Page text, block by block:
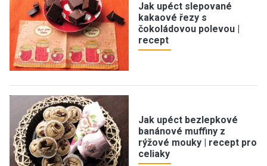
Jak upéct slepované
kakaové řezy s
čokoládovou polevou |
recept
Jak upéct bezlepkové
banánové muffiny z
rýžové mouky | recept pro
celiaky